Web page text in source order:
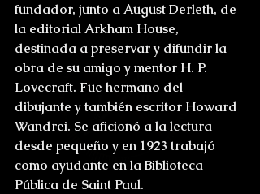
fundador, junto a August Derleth, de
la editorial Arkham House,
destinada a preservar y difundir la
obra de su amigo y mentor H. P.
Lovecraft. Fue hermano del
dibujante y también escritor Howard
Wandrei. Se aficionó a la lectura
desde pequeño y en 1923 trabajó
como ayudante en la Biblioteca
Pública de Saint Paul.